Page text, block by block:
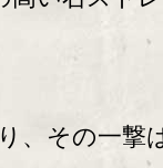
、その一撃